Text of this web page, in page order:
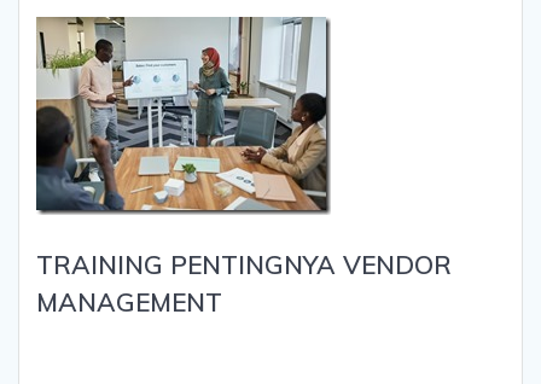
TRAINING PENTINGNYA VENDOR
MANAGEMENT